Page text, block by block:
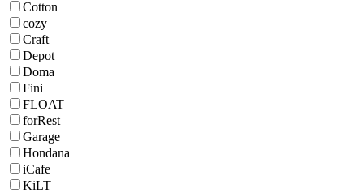
Cotton
cozy
Craft
Depot
Doma
Fini
FLOAT
forRest
Garage
Hondana
iCafe
KiLT